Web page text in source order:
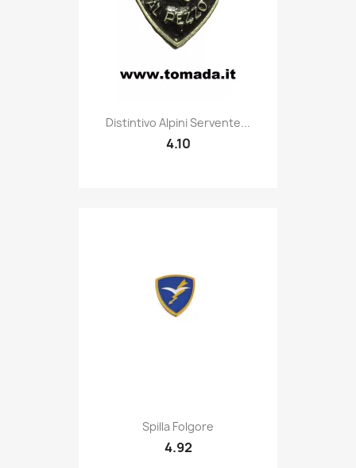
Quick view
Distintivo Alpini Servente...
4.10
Quick view
Spilla Folgore
4.92